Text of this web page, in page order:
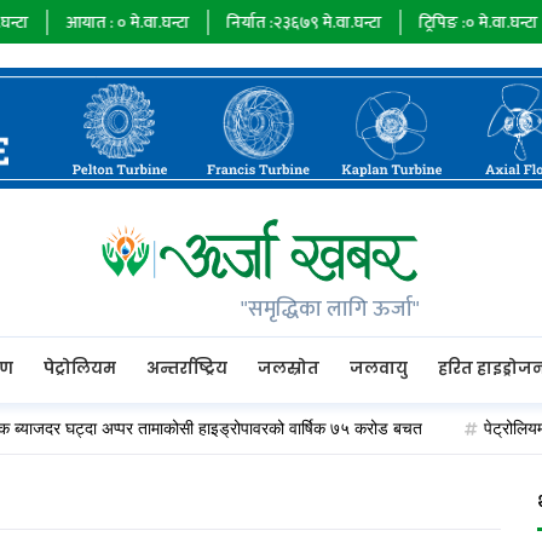
आयात :०मे.वा.घन्टा निर्यात :२३६७९मे.वा.घन्टा ट्रिपिङ :०मे.वा.घन्टा
"समृद्धिका लागि ऊर्जा"
पेट्रोलियम अन्तर्राष्ट्रिय जलस्रोत जलवायु हरित
घट्दा अप्पर तामाकोसी हाइड्रोपावरको वार्षिक ७५ करोड बचत पेट्रोलियम